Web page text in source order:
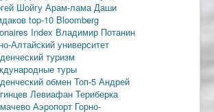
Шойгу Арам-лама Даши
top-10 Bloomberg
Index Владимир Потанин
Алтайский университет
туризм
туры
обмен Топ-5 Андрей
Левиафан Териберка
Аэропорт Горно-